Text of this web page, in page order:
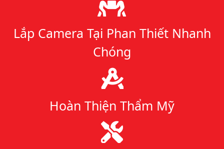
Lắp Camera Tại Phan Thiết Nhanh
Chóng
Hoàn Thiện Thẩm Mỹ